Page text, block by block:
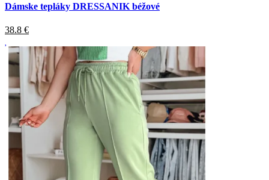
Dámske tepláky DRESSANIK béžové
38.8 €